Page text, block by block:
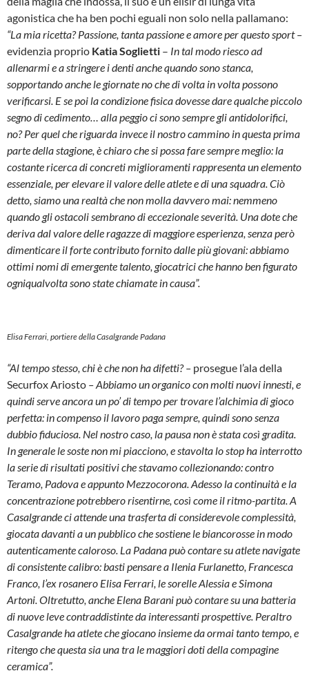
agonistica che ha ben pochi eguali non solo nella pallamano:
“La mia ricetta? Passione, tanta passione e amore per questo sport –
evidenzia proprio Katia Soglietti – In tal modo riesco ad
allenarmi e a stringere i denti anche quando sono stanca,
sopportando anche le giornate no che di volta in volta possono
verificarsi. E se poi la condizione fisica dovesse dare qualche piccolo
segno di cedimento… alla peggio ci sono sempre gli antidolorifici,
no? Per quel che riguarda invece il nostro cammino in questa prima
parte della stagione, è chiaro che si possa fare sempre meglio: la
costante ricerca di concreti miglioramenti rappresenta un elemento
essenziale, per elevare il valore delle atlete e di una squadra. Ciò
detto, siamo una realtà che non molla davvero mai: nemmeno
quando gli ostacoli sembrano di eccezionale severità. Una dote che
deriva dal valore delle ragazze di maggiore esperienza, senza però
dimenticare il forte contributo fornito dalle più giovani: abbiamo
ottimi nomi di emergente talento, giocatrici che hanno ben figurato
ogniqualvolta sono state chiamate in causa”.
Elisa Ferrari, portiere della Casalgrande Padana
“Al tempo stesso, chi è che non ha difetti? – prosegue l’ala della
Securfox Ariosto – Abbiamo un organico con molti nuovi innesti, e
quindi serve ancora un po’ di tempo per trovare l’alchimia di gioco
perfetta: in compenso il lavoro paga sempre, quindi sono senza
dubbio fiduciosa. Nel nostro caso, la pausa non è stata così gradita.
In generale le soste non mi piacciono, e stavolta lo stop ha interrotto
la serie di risultati positivi che stavamo collezionando: contro
Teramo, Padova e appunto Mezzocorona. Adesso la continuità e la
concentrazione potrebbero risentirne, così come il ritmo-partita. A
Casalgrande ci attende una trasferta di considerevole complessità,
giocata davanti a un pubblico che sostiene le biancorosse in modo
autenticamente caloroso. La Padana può contare su atlete navigate
di consistente calibro: basti pensare a Ilenia Furlanetto, Francesca
Franco, l’ex rosanero Elisa Ferrari, le sorelle Alessia e Simona
Artoni. Oltretutto, anche Elena Barani può contare su una batteria
di nuove leve contraddistinte da interessanti prospettive. Peraltro
Casalgrande ha atlete che giocano insieme da ormai tanto tempo, e
ritengo che questa sia una tra le maggiori doti della compagine
ceramica”.